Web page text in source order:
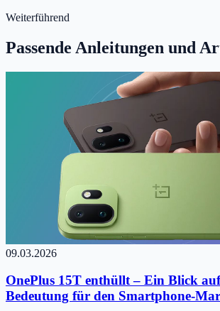
Weiterführend
Passende Anleitungen und
09.03.2026
OnePlus 15T enthüllt – Ein Blick
Bedeutung für den Smartphone-